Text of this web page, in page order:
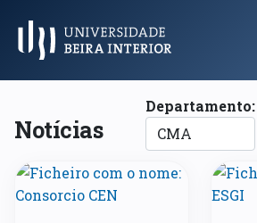
Menu Principal
Notícias
Departamento: